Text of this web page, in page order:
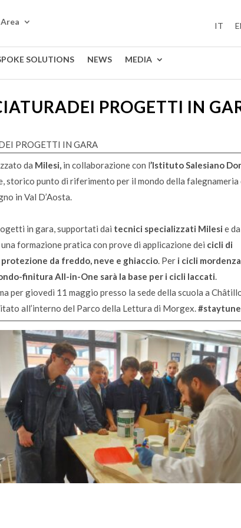
IT
SOLUTIONS NEWS MEDIA
PROGETTI IN
PROGETTI IN GARA
da Milesi, in collaborazione con l’Istituto Salesiano
storico punto di riferimento per il mondo della falegnameria
in Val D’Aosta.
in gara, supportati dai tecnici specializzati Milesi e da
formazione pratica con prove di applicazione dei cicli di
protezione da freddo, neve e ghiaccio. Per i cicli
finitura All-in-One sarà la base per i cicli laccati.
per giovedì 11 maggio presso la sede della scuola a
all’interno del Parco della Lettura di Morgex.